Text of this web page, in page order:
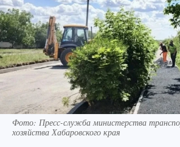
Фото: Пресс-служба министерства
хозяйства Хабаровского края